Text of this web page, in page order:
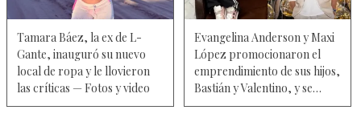
Tamara Báez, la ex de L-
Gante, inauguró su nuevo
local de ropa y le llovieron
las críticas — Fotos y video
Evangelina Anderson y Maxi
López promocionaron el
emprendimiento de sus hijos,
Bastián y Valentino, y se
hicieron virales - Video